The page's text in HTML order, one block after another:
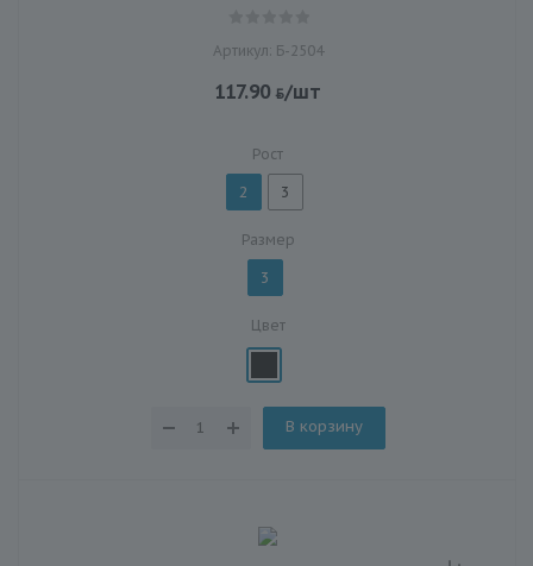
Артикул: Б-2504
117.90 /шт
Рост
2 3
Размер
3
Цвет
В корзину